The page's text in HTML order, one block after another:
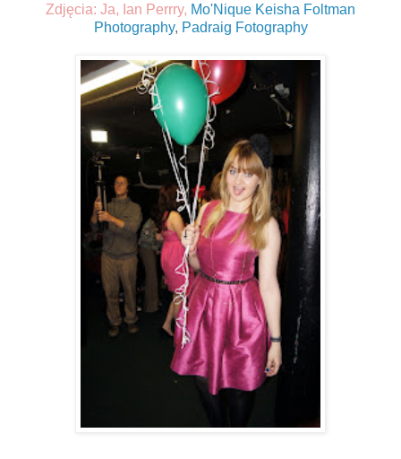
Zdjęcia: Ja, Ian Perrry, Mo'Nique Keisha Foltman
Photography, Padraig Fotography